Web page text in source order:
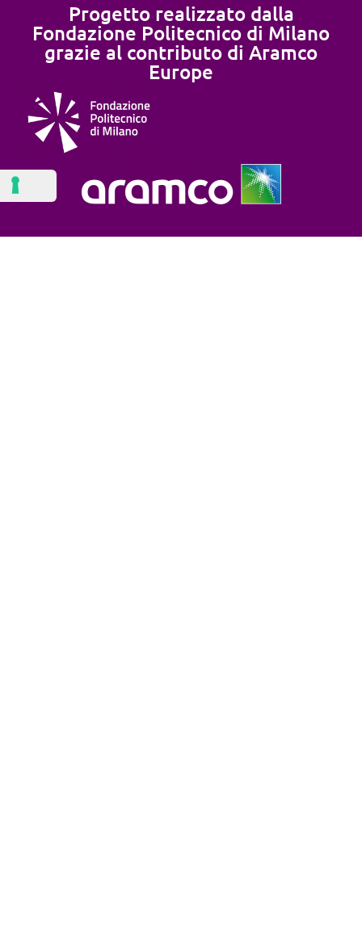
Progetto realizzato dalla
Fondazione Politecnico di Milano
grazie al contributo di Aramco
Europe